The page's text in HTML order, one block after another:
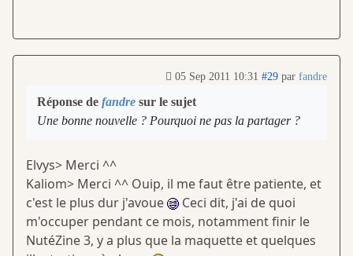
05 Sep 2011 10:31 #29 par fandre
Réponse de fandre sur le sujet
Une bonne nouvelle ? Pourquoi ne pas la partager ?
Elvys> Merci ^^
Kaliom> Merci ^^ Ouip, il me faut être patiente, et
c'est le plus dur j'avoue
Ceci dit, j'ai de quoi
m'occuper pendant ce mois, notamment finir le
NutéZine 3, y a plus que la maquette et quelques